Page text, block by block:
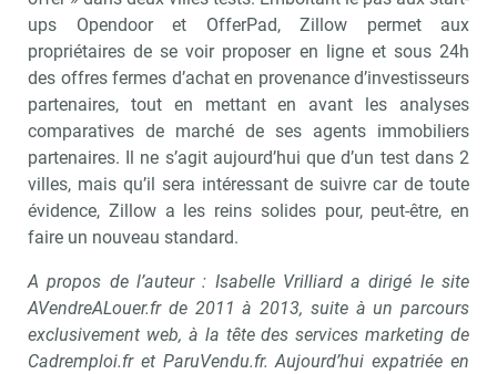
ups Opendoor et OfferPad, Zillow permet aux
propriétaires de se voir proposer en ligne et sous 24h
des offres fermes d’achat en provenance d’investisseurs
partenaires, tout en mettant en avant les analyses
comparatives de marché de ses agents immobiliers
partenaires. Il ne s’agit aujourd’hui que d’un test dans 2
villes, mais qu’il sera intéressant de suivre car de toute
évidence, Zillow a les reins solides pour, peut-être, en
faire un nouveau standard.
A propos de l’auteur : Isabelle Vrilliard a dirigé le site
AVendreALouer.fr de 2011 à 2013, suite à un parcours
exclusivement web, à la tête des services marketing de
Cadremploi.fr et ParuVendu.fr. Aujourd’hui expatriée en
Recevoir Immo Matin
Valider